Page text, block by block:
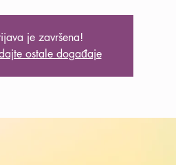
je završena!
ostale događaje